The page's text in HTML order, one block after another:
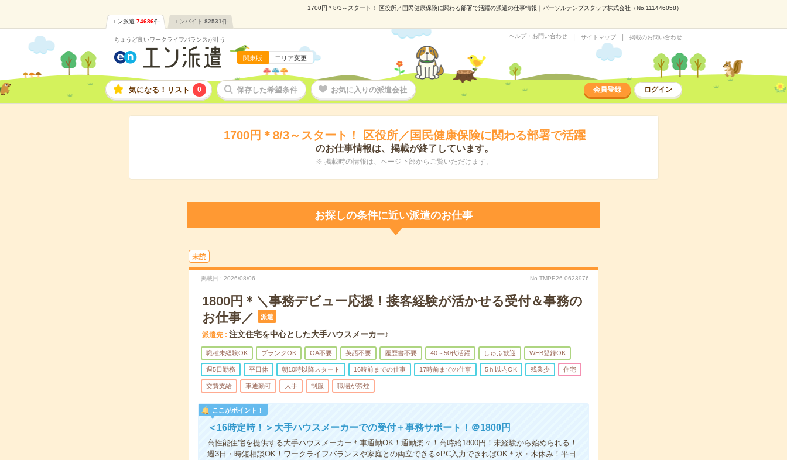
1700円＊8/3～スタート！ 区役所／国民健康保険に関わる部署で活躍の派遣の仕事情報｜パーソルテンプスタッフ株式会社（No.111446058）
エン派遣 74686件 エンバイト 82531件
ちょうど良いワークライフバランスが叶う
関東版 エリア変更
ヘルプ・お問い合わせ サイトマップ 掲載のお問い合わせ
気になる！リスト 0 保存した希望条件 お気に入りの派遣会社 会員登録 ログイン
1700円＊8/3～スタート！ 区役所／国民健康保険に関わる部署で活躍
のお仕事情報は、掲載が終了しています。
※ 掲載時の情報は、ページ下部からご覧いただけます。
お探しの条件に近い派遣のお仕事
未読
掲載日 2026/08/06 No.TMPE26-0623976
1800円＊＼事務デビュー応援！接客経験が活かせる受付＆事務の
お仕事／
派遣
派遣先 注文住宅を中心とした大手ハウスメーカー♪
職種未経験OK ブランクOK OA不要 英語不要 履歴書不要 40～50代活躍 しゅふ歓迎 WEB登録OK
週5日勤務 平日休 朝10時以降スタート 16時前までの仕事 17時前までの仕事 5ｈ以内OK 残業少 住宅
交費支給 車通勤可 大手 制服 職場が禁煙
ここがポイント！
＜16時定時！＞大手ハウスメーカーでの受付＋事務サポート！＠1800円
高性能住宅を提供する大手ハウスメーカー＊車通勤OK！通勤楽々！高時給1800円！未経験から始められる！
週3日・時短相談OK！ワークライフバランスや家庭との両立できる○PC入力できればOK＊水・木休み！平日